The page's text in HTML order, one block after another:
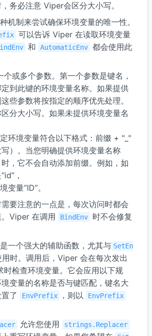
务必注意 Viper会区分大小写。
机制来尝试确保环境变量的唯一性。
可以告诉 Viper 在读取环境变量
和 AutomaticEnv 都会使用此
个或多个参数。第一个参数是键名，
到此键的环境变量名称。如果提供
些参数将按指定的顺序优先处理。
分大小写。如果未提供环境变量名
环境变量符合以下格式：前缀 + "_"
）。当您明确提供环境变量名称
时，它不会自动添加前缀。例如，如
，
变量“ID”。
要注意的一点是，每次访问时都会
Viper 在调用
BindEnv
时不会修复
是一个强大的辅助函数，尤其与 SetEn
时。调用后，Viper 会在每次发出
时检查环境变量。它会应用以下规
变量的名称是否与键匹配，键名大
了
EnvPrefix ，则以 EnvPrefix
允许您使用 strings.Replacer